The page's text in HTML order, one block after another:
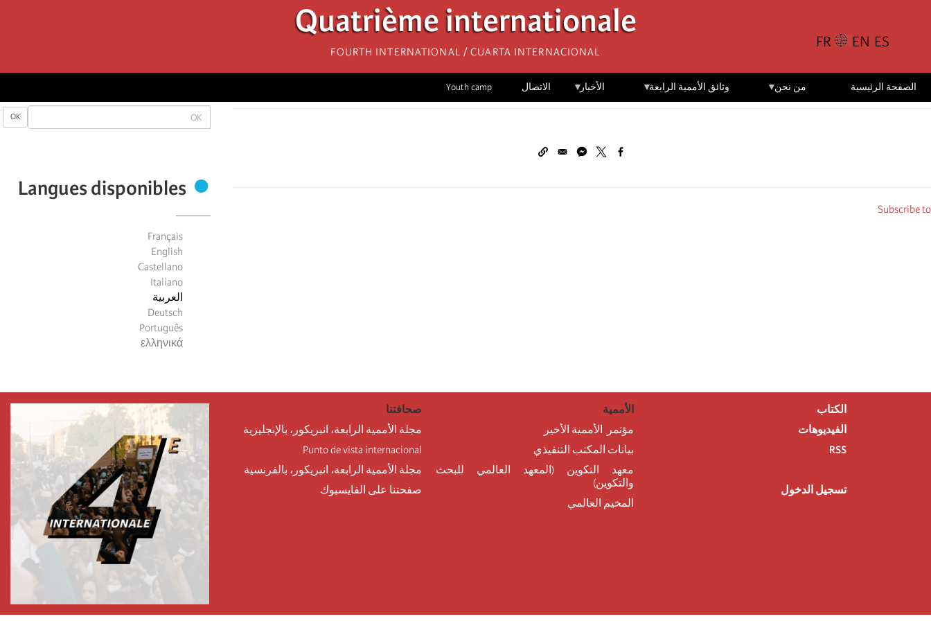
Quatrième internationale
Fourth International / Cuarta Internacional
الصفحة الرئيسية من نحن وثائق الأممية الرابعة الأخبار الاتصال Youth camp
OK
OK
Langues disponibles
Français
English
Castellano
Italiano
العربية
Deutsch
Português
ελληνικά
Subscribe to
صحافتنا
مجلة الأممية الرابعة، انبريكور، بالإنجليزية
Punto de vista internacional
مجلة الأممية الرابعة، انبريكور، بالفرنسية
صفحتنا على الفايسبوك
الأممية
مؤتمر الأممية الأخير
بيانات المكتب التنفيذي
معهد التكوين (المعهد العالمي للبحث
والتكوين)
المخيم العالمي
الكتاب
الفيديوهات
RSS
تسجيل الدخول